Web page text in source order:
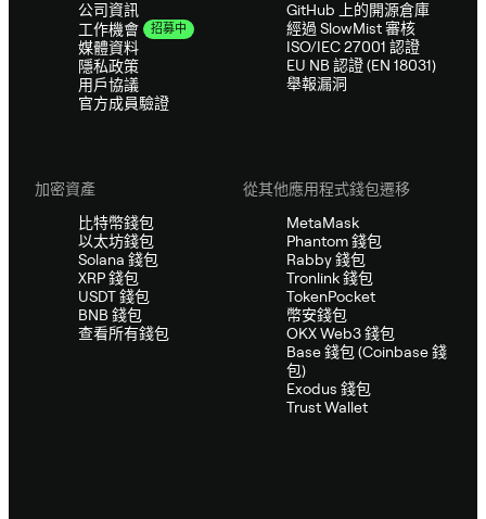
公司資訊
工作機會
招募中
媒體資料
隱私政策
用戶協議
官方成員驗證
GitHub 上的開源倉庫
經過 SlowMist 審核
ISO/IEC 27001 認證
EU NB 認證 (EN 18031)
舉報漏洞
加密資產
比特幣錢包
以太坊錢包
Solana 錢包
XRP 錢包
USDT 錢包
BNB 錢包
查看所有錢包
從其他應用程式錢包遷移
MetaMask
Phantom 錢包
Rabby 錢包
Tronlink 錢包
TokenPocket
幣安錢包
OKX Web3 錢包
Base 錢包 (Coinbase 錢
包)
Exodus 錢包
Trust Wallet